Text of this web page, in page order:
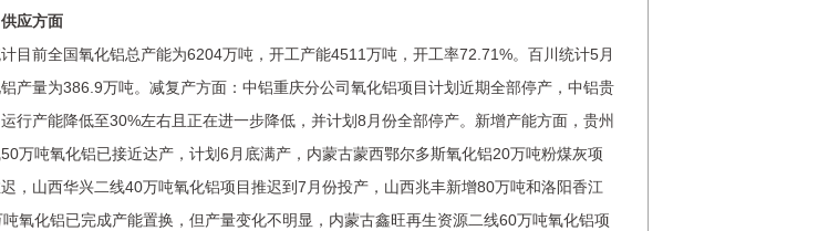
应方面
前全国氧化铝总产能为6204万吨，开工产能4511万吨，开工率72.71%。百川统计5月
产量为386.9万吨。减复产方面：中铝重庆分公司氧化铝项目计划近期全部停产，中铝贵
行产能降低至30%左右且正在进一步降低，并计划8月份全部停产。新增产能方面，贵州
万吨氧化铝已接近达产，计划6月底满产，内蒙古蒙西鄂尔多斯氧化铝20万吨粉煤灰项
，山西华兴二线40万吨氧化铝项目推迟到7月份投产，山西兆丰新增80万吨和洛阳香江
氧化铝已完成产能置换，但产量变化不明显，内蒙古鑫旺再生资源二线60万吨氧化铝项